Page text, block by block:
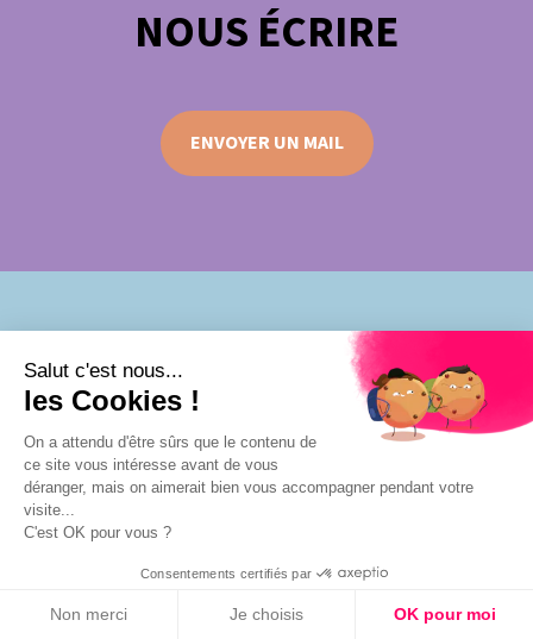
NOS AGENCES LOCALES
Allonnes
Conlie
La Flèche
Le Mans
Mamers
NOUS ÉCRIRE
ENVOYER UN MAIL
Salut c'est nous...
les Cookies !
On a attendu d'être sûrs que le contenu de
ce site vous intéresse avant de vous
déranger, mais on aimerait bien vous accompagner pendant votre
visite...
C'est OK pour vous ?
Consentements certifiés par
Non merci Je choisis OK pour moi